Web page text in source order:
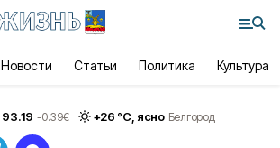
Новости Статьи Политика Культура
93.19 -0.39€ +26 °С, ясно Белгород